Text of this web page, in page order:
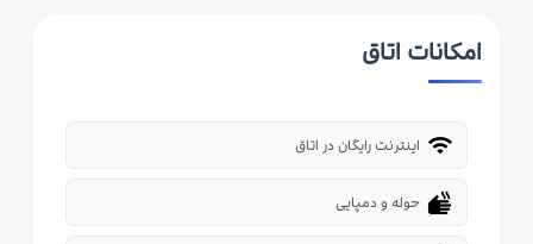
امکانات اتاق
wifi اینترنت رایگان در اتاق
dry حوله و دمپایی